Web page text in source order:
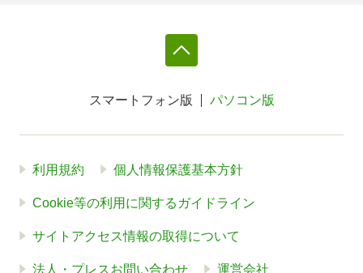
スマートフォン版 パソコン版
利用規約 個人情報保護基本方針
Cookie等の利用に関するガイドライン
サイトアクセス情報の取得について
法人・プレスお問い合わせ 運営会社